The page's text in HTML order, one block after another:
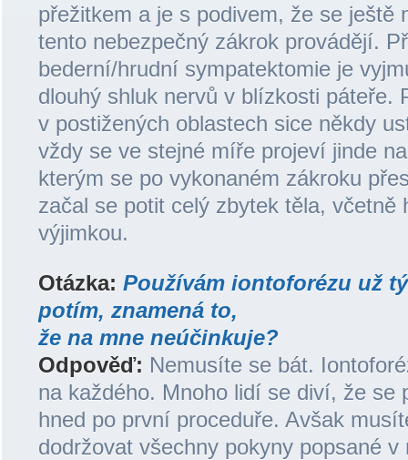
přežitkem a je s podivem, že se ještě
tento nebezpečný zákrok provádějí.
bederní/hrudní sympatektomie je
dlouhý shluk nervů v blízkosti páteře.
v postižených oblastech sice někdy
vždy se ve stejné míře projeví jinde
kterým se po vykonaném zákroku
začal se potit celý zbytek těla, včetně
výjimkou.
Otázka: Používám iontoforézu už
potím, znamená to,
že na mne neúčinkuje?
Odpověď: Nemusíte se bát.
na každého. Mnoho lidí se diví, že se
hned po první proceduře. Avšak
dodržovat všechny pokyny popsané